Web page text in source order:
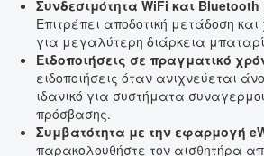
Συνδεσιμότητα WiFi και
Επιτρέπει αποδοτική μετάδοση
για μεγαλύτερη διάρκεια
Ειδοποιήσεις σε πραγματικό
ειδοποιήσεις όταν ανιχνεύεται
ιδανικό για συστήματα
πρόσβασης.
Συμβατότητα με την εφαρμογή
παρακολουθήστε τον αισθητήρα